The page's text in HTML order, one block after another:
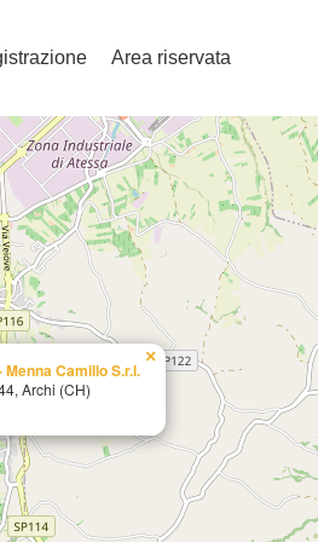
Area riservata
Camillo S.r.l.
Archi (CH)
×